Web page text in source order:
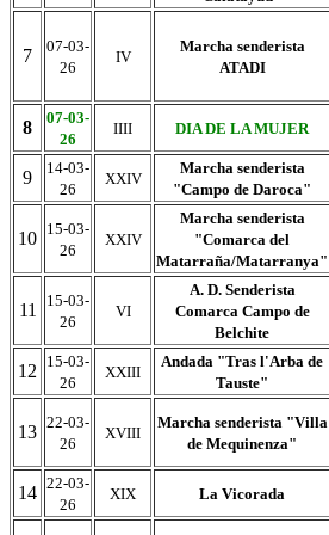
7
07-03-
26
IV
Marcha senderista
ATADI
8
07-03-
26
IIII DIA DE LA MUJER
9
14-03-
26
XXIV
Marcha senderista
"Campo de Daroca"
10 15-03-
26
XXIV
Marcha senderista
"Comarca del
Matarraña/Matarranya"
11
15-03-
26
VI
A. D. Senderista
Comarca Campo de
Belchite
12
15-03-
26
XXIII
Andada "Tras l'Arba de
Tauste"
13 22-03-
26
XVIII
Marcha senderista "Villa
de Mequinenza"
14 22-03-
26
XIX La Vicorada